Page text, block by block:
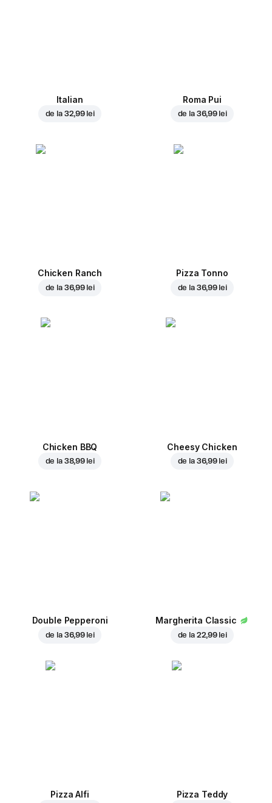
Italian
de la 32,99 lei
Roma Pui
de la 36,99 lei
Chicken Ranch
de la 36,99 lei
Pizza Tonno
de la 36,99 lei
Chicken BBQ
de la 38,99 lei
Cheesy Chicken
de la 36,99 lei
Double Pepperoni
de la 36,99 lei
Margherita Classic
de la 22,99 lei
Pizza Alfi Pizza Teddy